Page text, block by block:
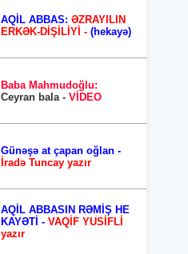
AQİL ABBAS: ƏZRAYILIN
ERKƏK-DİŞİLİYİ - (hekayə)
Baba Mahmudoğlu:
Ceyran bala - VİDEO
Günəşə at çapan oğlan -
İradə Tuncay yazır
AQİL ABBASIN RƏMİŞ HE
KAYƏTİ - VAQİF YUSİFLİ
yazır